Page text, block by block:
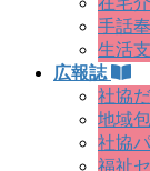
手話
生活
広報誌
社協
地域
社協
福祉